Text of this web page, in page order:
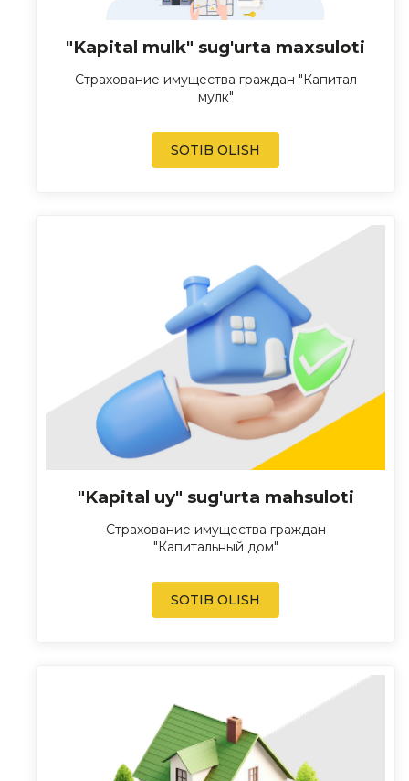
"Kapital mulk" sug'urta maxsuloti
Страхование имущества граждан "Капитал
мулк"
SOTIB OLISH
"Kapital uy" sug'urta mahsuloti
Страхование имущества граждан
"Капитальный дом"
SOTIB OLISH